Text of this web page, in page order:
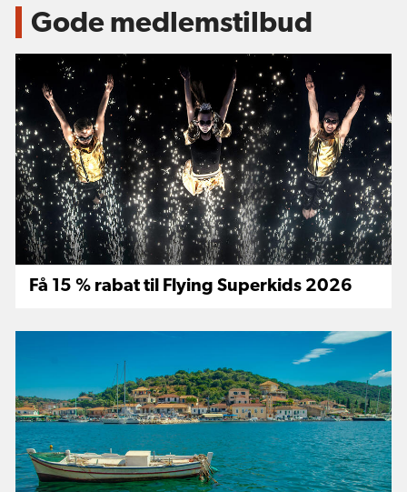
Gode medlemstilbud
Få 15 % rabat til Flying Superkids 2026